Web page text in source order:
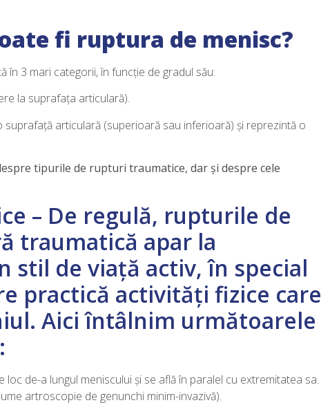
fi ruptura de menisc?
în 3 mari categorii, în funcție de gradul său:
la suprafața articulară).
suprafață articulară (superioară sau inferioară) și reprezintă o
tipurile de rupturi traumatice, dar și despre cele
– De regulă, rupturile de
traumatică apar la
stil de viață activ, în special
practică activități fizice care
Aici întâlnim următoarele
loc de-a lungul meniscului și se află în paralel cu extremitatea sa.
artroscopie de genunchi minim-invazivă).